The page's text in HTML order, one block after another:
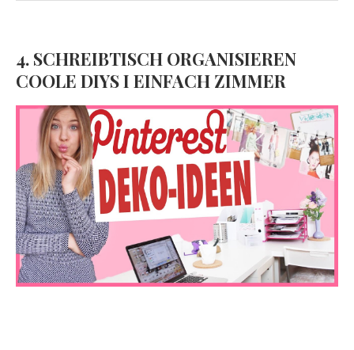
4. SCHREIBTISCH ORGANISIEREN
COOLE DIYS I EINFACH ZIMMER